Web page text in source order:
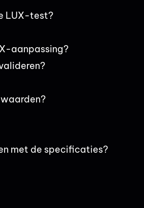
LUX-test?
aanpassing?
met de specificaties?